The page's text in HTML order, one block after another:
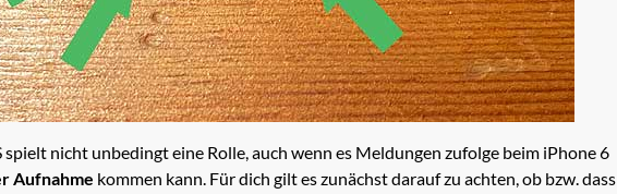
nicht unbedingt eine Rolle, auch wenn es Meldungen zufolge beim iPhone 6
Aufnahme kommen kann. Für dich gilt es zunächst darauf zu achten, ob bzw. dass